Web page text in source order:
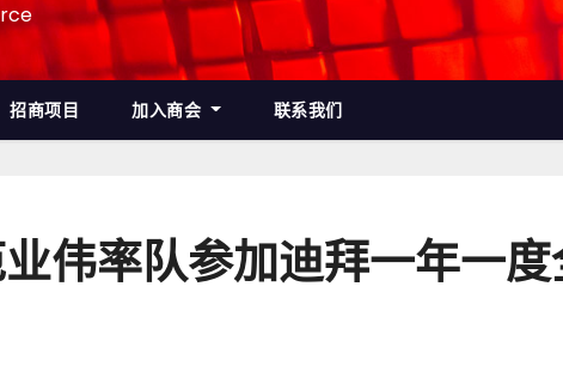
招商项目 加入商会 联系我们
伟率队参加迪拜一年一